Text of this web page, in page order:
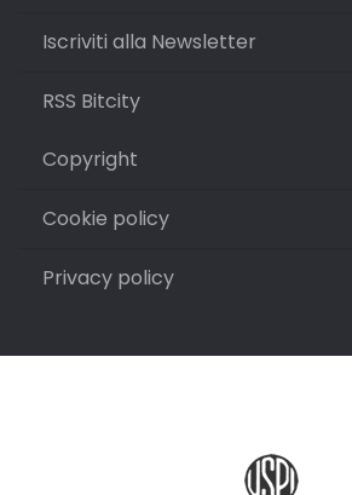
Iscriviti alla Newsletter
RSS Bitcity
Copyright
Cookie policy
Privacy policy